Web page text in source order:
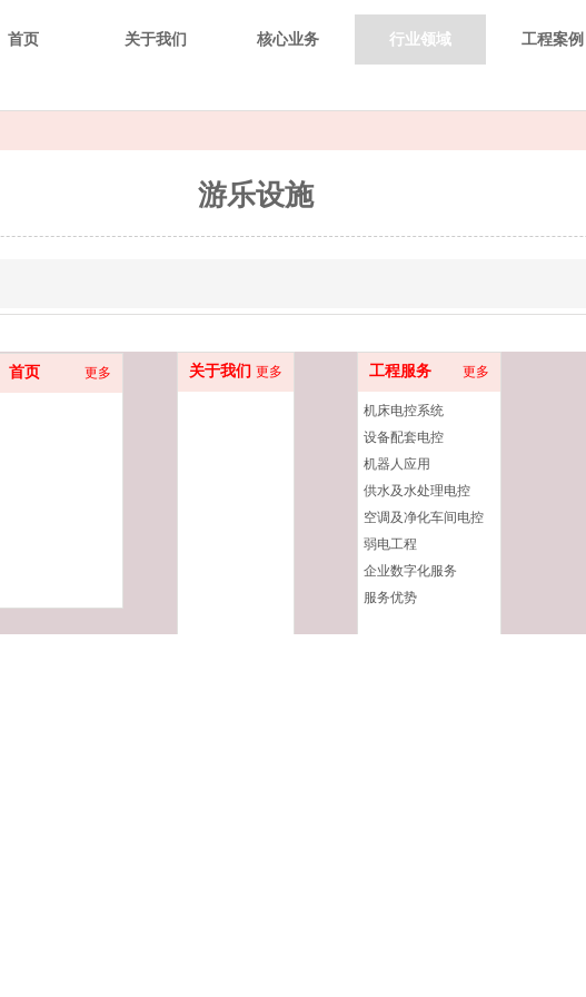
首页 关于我们 核心业务 行业领域 工程案例
游乐设施
首页 更多 工程服务 更多
机床电控系统
设备配套电控
机器人应用
供水及水处理电控
空调及净化车间电控
弱电工程
企业数字化服务
服务优势
关于我们 更多